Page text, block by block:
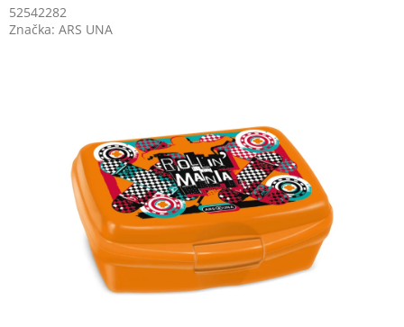
52542282
Značka: ARS UNA